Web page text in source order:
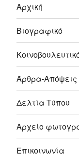
Αρχική
Βιογραφικό
Άρθρα-Απόψεις
Δελτία Τύπου
Αρχείο
Επικοινωνία